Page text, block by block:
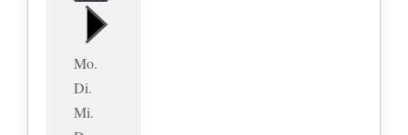
Mo.
Di.
Mi.